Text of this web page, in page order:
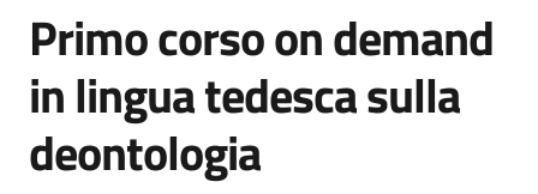
Primo corso on demand
in lingua tedesca sulla
deontologia